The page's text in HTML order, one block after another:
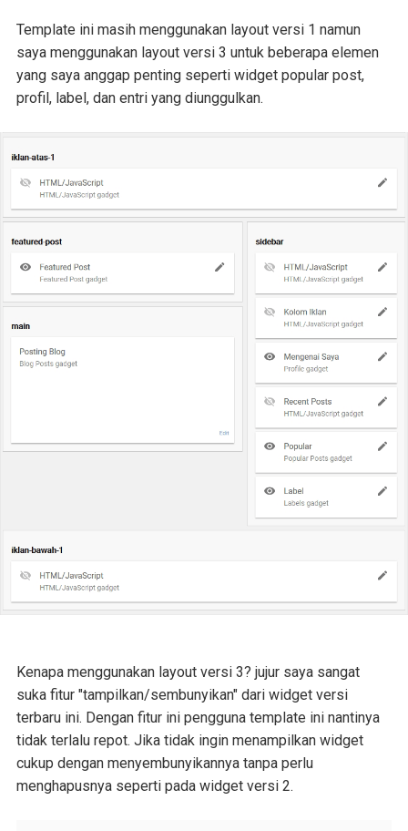
Template ini masih menggunakan layout versi 1 namun
saya menggunakan layout versi 3 untuk beberapa elemen
yang saya anggap penting seperti widget popular post,
profil, label, dan entri yang diunggulkan.
Kenapa menggunakan layout versi 3? jujur saya sangat
suka fitur "tampilkan/sembunyikan" dari widget versi
terbaru ini. Dengan fitur ini pengguna template ini nantinya
tidak terlalu repot. Jika tidak ingin menampilkan widget
cukup dengan menyembunyikannya tanpa perlu
menghapusnya seperti pada widget versi 2.